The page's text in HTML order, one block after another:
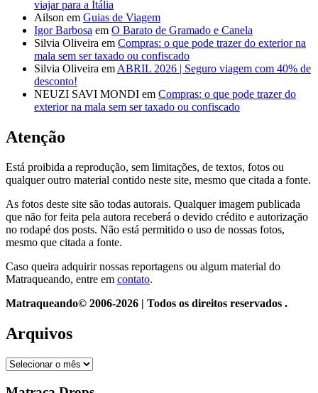
viajar para a Itália
Ailson em Guias de Viagem
Igor Barbosa em O Barato de Gramado e Canela
Silvia Oliveira em Compras: o que pode trazer do exterior na
mala sem ser taxado ou confiscado
Silvia Oliveira em ABRIL 2026 | Seguro viagem com 40% de
desconto!
NEUZI SAVI MONDI em Compras: o que pode trazer do
exterior na mala sem ser taxado ou confiscado
Atenção
Está proibida a reprodução, sem limitações, de textos, fotos ou
qualquer outro material contido neste site, mesmo que citada a fonte.
As fotos deste site são todas autorais. Qualquer imagem publicada
que não for feita pela autora receberá o devido crédito e autorização
no rodapé dos posts. Não está permitido o uso de nossas fotos,
mesmo que citada a fonte.
Caso queira adquirir nossas reportagens ou algum material do
Matraqueando, entre em contato.
Matraqueando© 2006-2026 | Todos os direitos reservados .
Arquivos
Arquivos